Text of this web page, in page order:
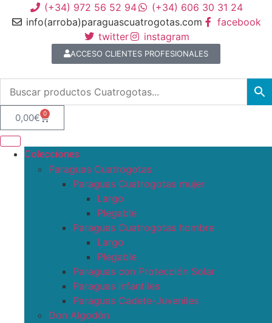
(+34) 972 56 52 94
(+34) 606 30 31 24
info(arroba)paraguascuatrogotas.com
facebook
twitter
instagram
ACCESO CLIENTES PROFESIONALES
0,00€ 0
Colecciones
Paraguas Cuatrogotas
Paraguas Cuatrogotas mujer
Largo
Plegable
Paraguas Cuatrogotas hombre
Largo
Plegable
Paraguas con Protección Solar
Paraguas infantiles
Paraguas Cadete-Juveniles
Don Algodón